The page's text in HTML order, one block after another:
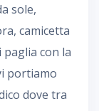
sole,
camicetta
paglia con la
portiamo
dove tra